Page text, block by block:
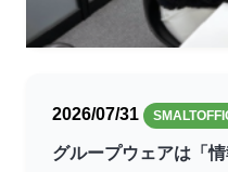
2026/07/31
グループウェアは「